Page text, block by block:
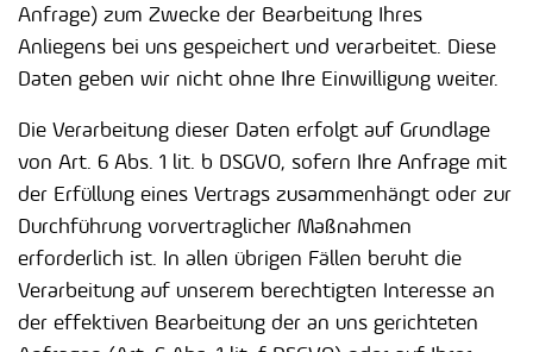
Anfrage) zum Zwecke der Bearbeitung Ihres
Anliegens bei uns gespeichert und verarbeitet. Diese
Daten geben wir nicht ohne Ihre Einwilligung weiter.
Die Verarbeitung dieser Daten erfolgt auf Grundlage
von Art. 6 Abs. 1 lit. b DSGVO, sofern Ihre Anfrage mit
der Erfüllung eines Vertrags zusammenhängt oder zur
Durchführung vorvertraglicher Maßnahmen
erforderlich ist. In allen übrigen Fällen beruht die
Verarbeitung auf unserem berechtigten Interesse an
der effektiven Bearbeitung der an uns gerichteten